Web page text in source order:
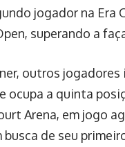
jogador na
superando a
outros
ocupa a quinta
Arena, em jogo
de seu